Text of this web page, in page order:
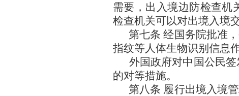
需要，出入境边防检查机
检查机关可以对出境入境
第七条 经国务院批准
指纹等人体生物识别信息
外国政府对中国公民
的对等措施。
第八条 履行出境入境